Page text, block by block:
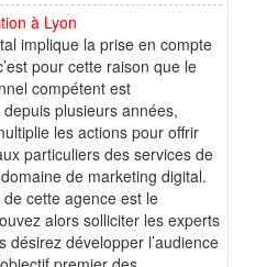
à Lyon
implique la prise en compte
pour cette raison que le
compétent est
plusieurs années,
les actions pour offrir
particuliers des services de
de marketing digital.
cette agence est le
alors solliciter les experts
désirez développer l’audience